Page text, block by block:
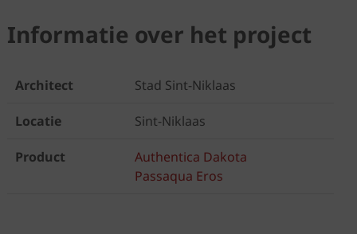
Informatie over het project
Architect Stad Sint-Niklaas
Locatie Sint-Niklaas
Product
Authentica Dakota
Passaqua Eros